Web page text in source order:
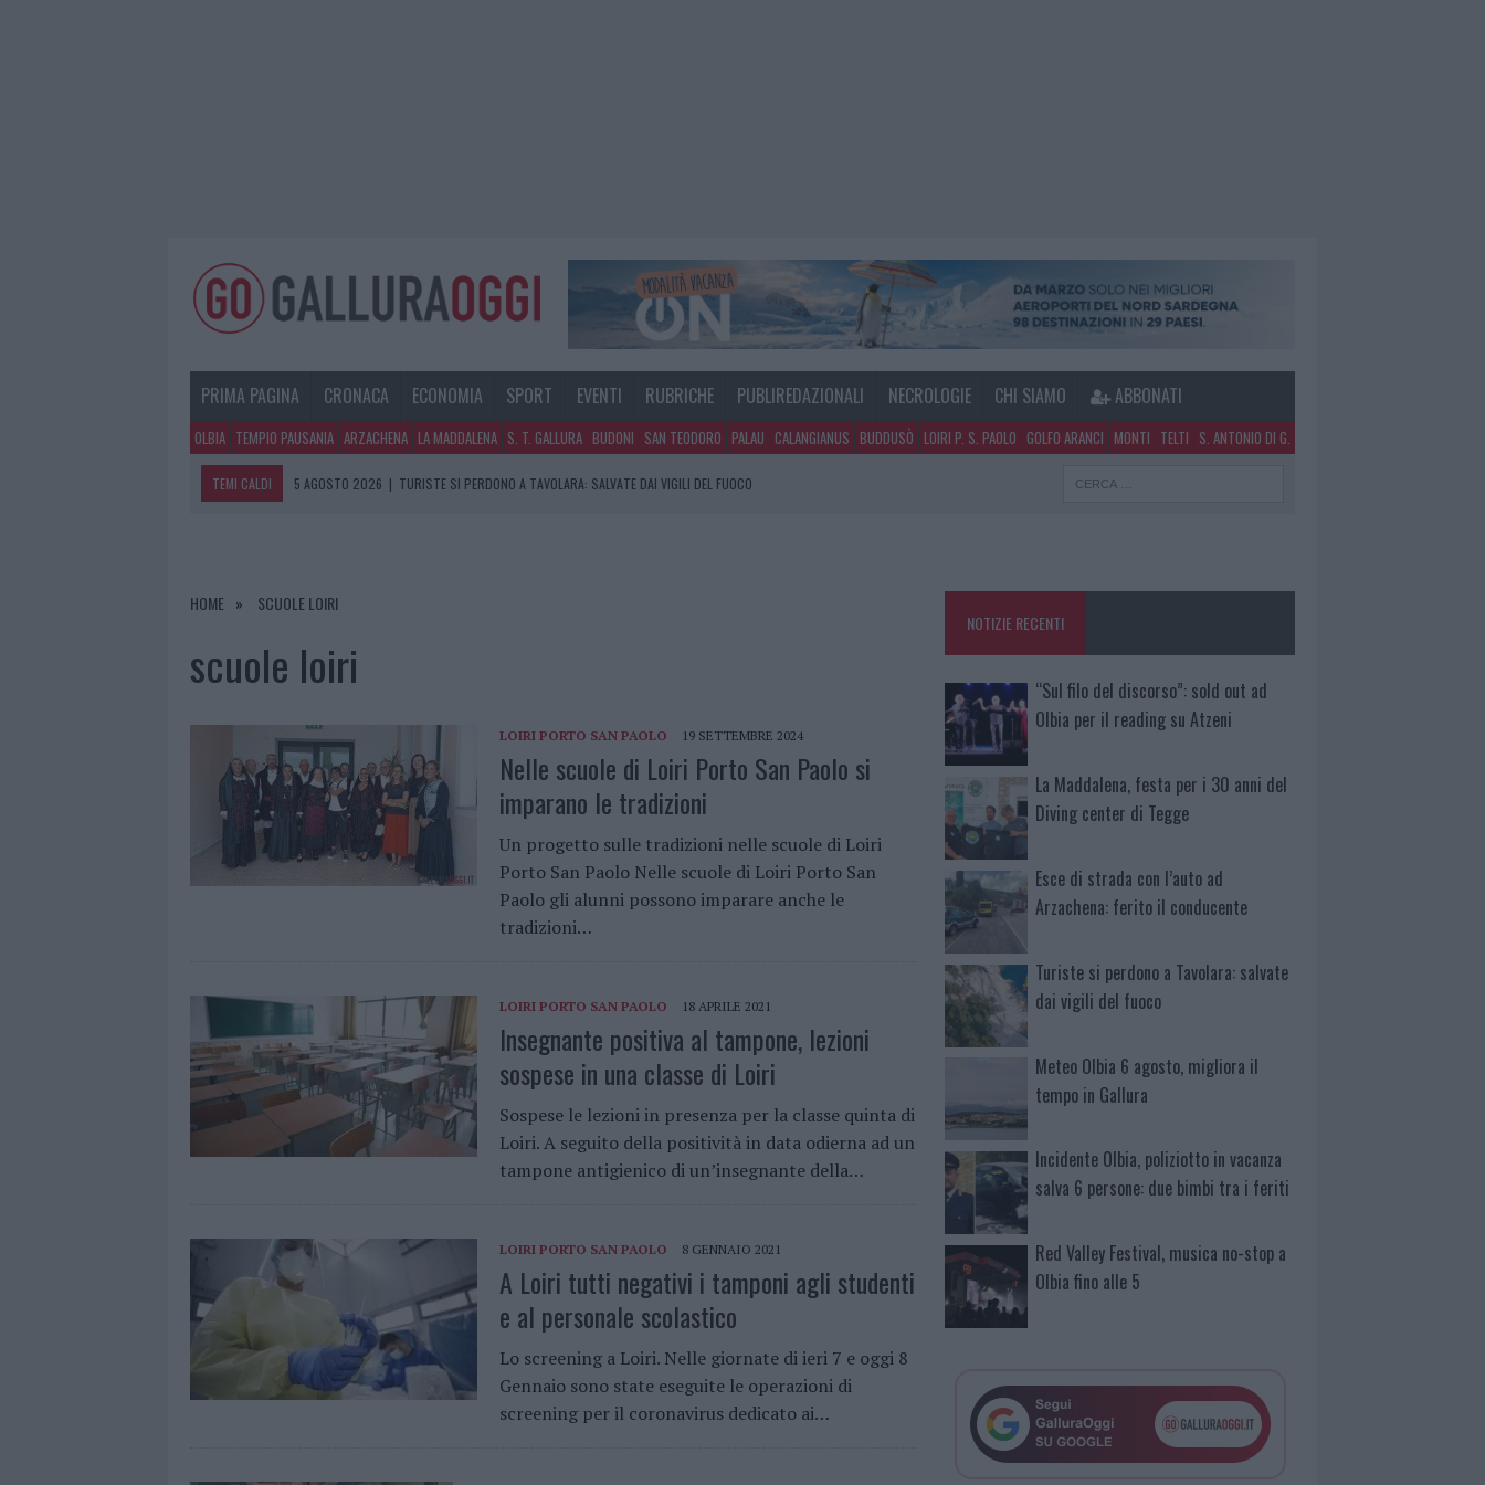
PRIMA PAGINA CRONACA ECONOMIA SPORT EVENTI RUBRICHE PUBLIREDAZIONALI NECROLOGIE CHI SIAMO ABBONATI
OLBIA TEMPIO PAUSANIA ARZACHENA LA MADDALENA S. T. GALLURA BUDONI SAN TEODORO PALAU CALANGIANUS BUDDUSÒ LOIRI P. S. PAOLO GOLFO ARANCI MONTI TELTI S. ANTONIO DI G.
TEMI CALDI 5 AGOSTO 2026 | METEO OLBIA 6 AGOSTO, MIGLIORA IL TEMPO IN GALLURA
5 AGOSTO 2026 | ESCE DI STRADA CON L’AUTO AD ARZACHENA: FERITO IL CONDUCENTE
HOME SCUOLE LOIRI
scuole loiri
LOIRI PORTO SAN PAOLO 19 SETTEMBRE 2024
Nelle scuole di Loiri Porto San Paolo si
imparano le tradizioni
Un progetto sulle tradizioni nelle scuole di Loiri
Porto San Paolo Nelle scuole di Loiri Porto San
Paolo gli alunni possono imparare anche le
tradizioni…
LOIRI PORTO SAN PAOLO 18 APRILE 2021
Insegnante positiva al tampone, lezioni
sospese in una classe di Loiri
Sospese le lezioni in presenza per la classe quinta di
Loiri. A seguito della positività in data odierna ad un
tampone antigienico di un’insegnante della…
LOIRI PORTO SAN PAOLO 8 GENNAIO 2021
A Loiri tutti negativi i tamponi agli studenti
e al personale scolastico
Lo screening a Loiri. Nelle giornate di ieri 7 e oggi 8
Gennaio sono state eseguite le operazioni di
screening per il coronavirus dedicato ai…
NOTIZIE RECENTI
“Sul filo del discorso”: sold out ad
Olbia per il reading su Atzeni
La Maddalena, festa per i 30 anni del
Diving center di Tegge
Esce di strada con l’auto ad
Arzachena: ferito il conducente
Turiste si perdono a Tavolara: salvate
dai vigili del fuoco
Meteo Olbia 6 agosto, migliora il
tempo in Gallura
Incidente Olbia, poliziotto in vacanza
salva 6 persone: due bimbi tra i feriti
Red Valley Festival, musica no-stop a
Olbia fino alle 5